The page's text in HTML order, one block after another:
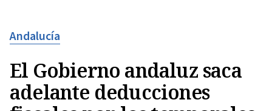
Andalucía
El Gobierno andaluz saca
adelante deducciones